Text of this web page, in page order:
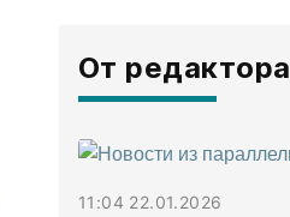
От редактора
11:04 22.01.2026